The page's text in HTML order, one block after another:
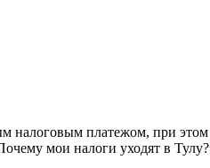
налоговым платежом, при
мои налоги уходят в